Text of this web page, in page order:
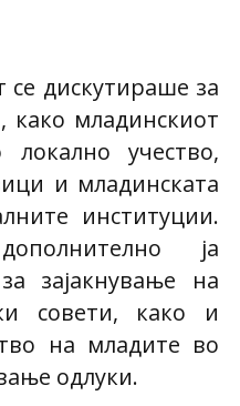
се дискутираше за
младинскиот
учество,
и младинската
институции.
ја
зајакнување на
совети, како и
на младите во
одлуки.